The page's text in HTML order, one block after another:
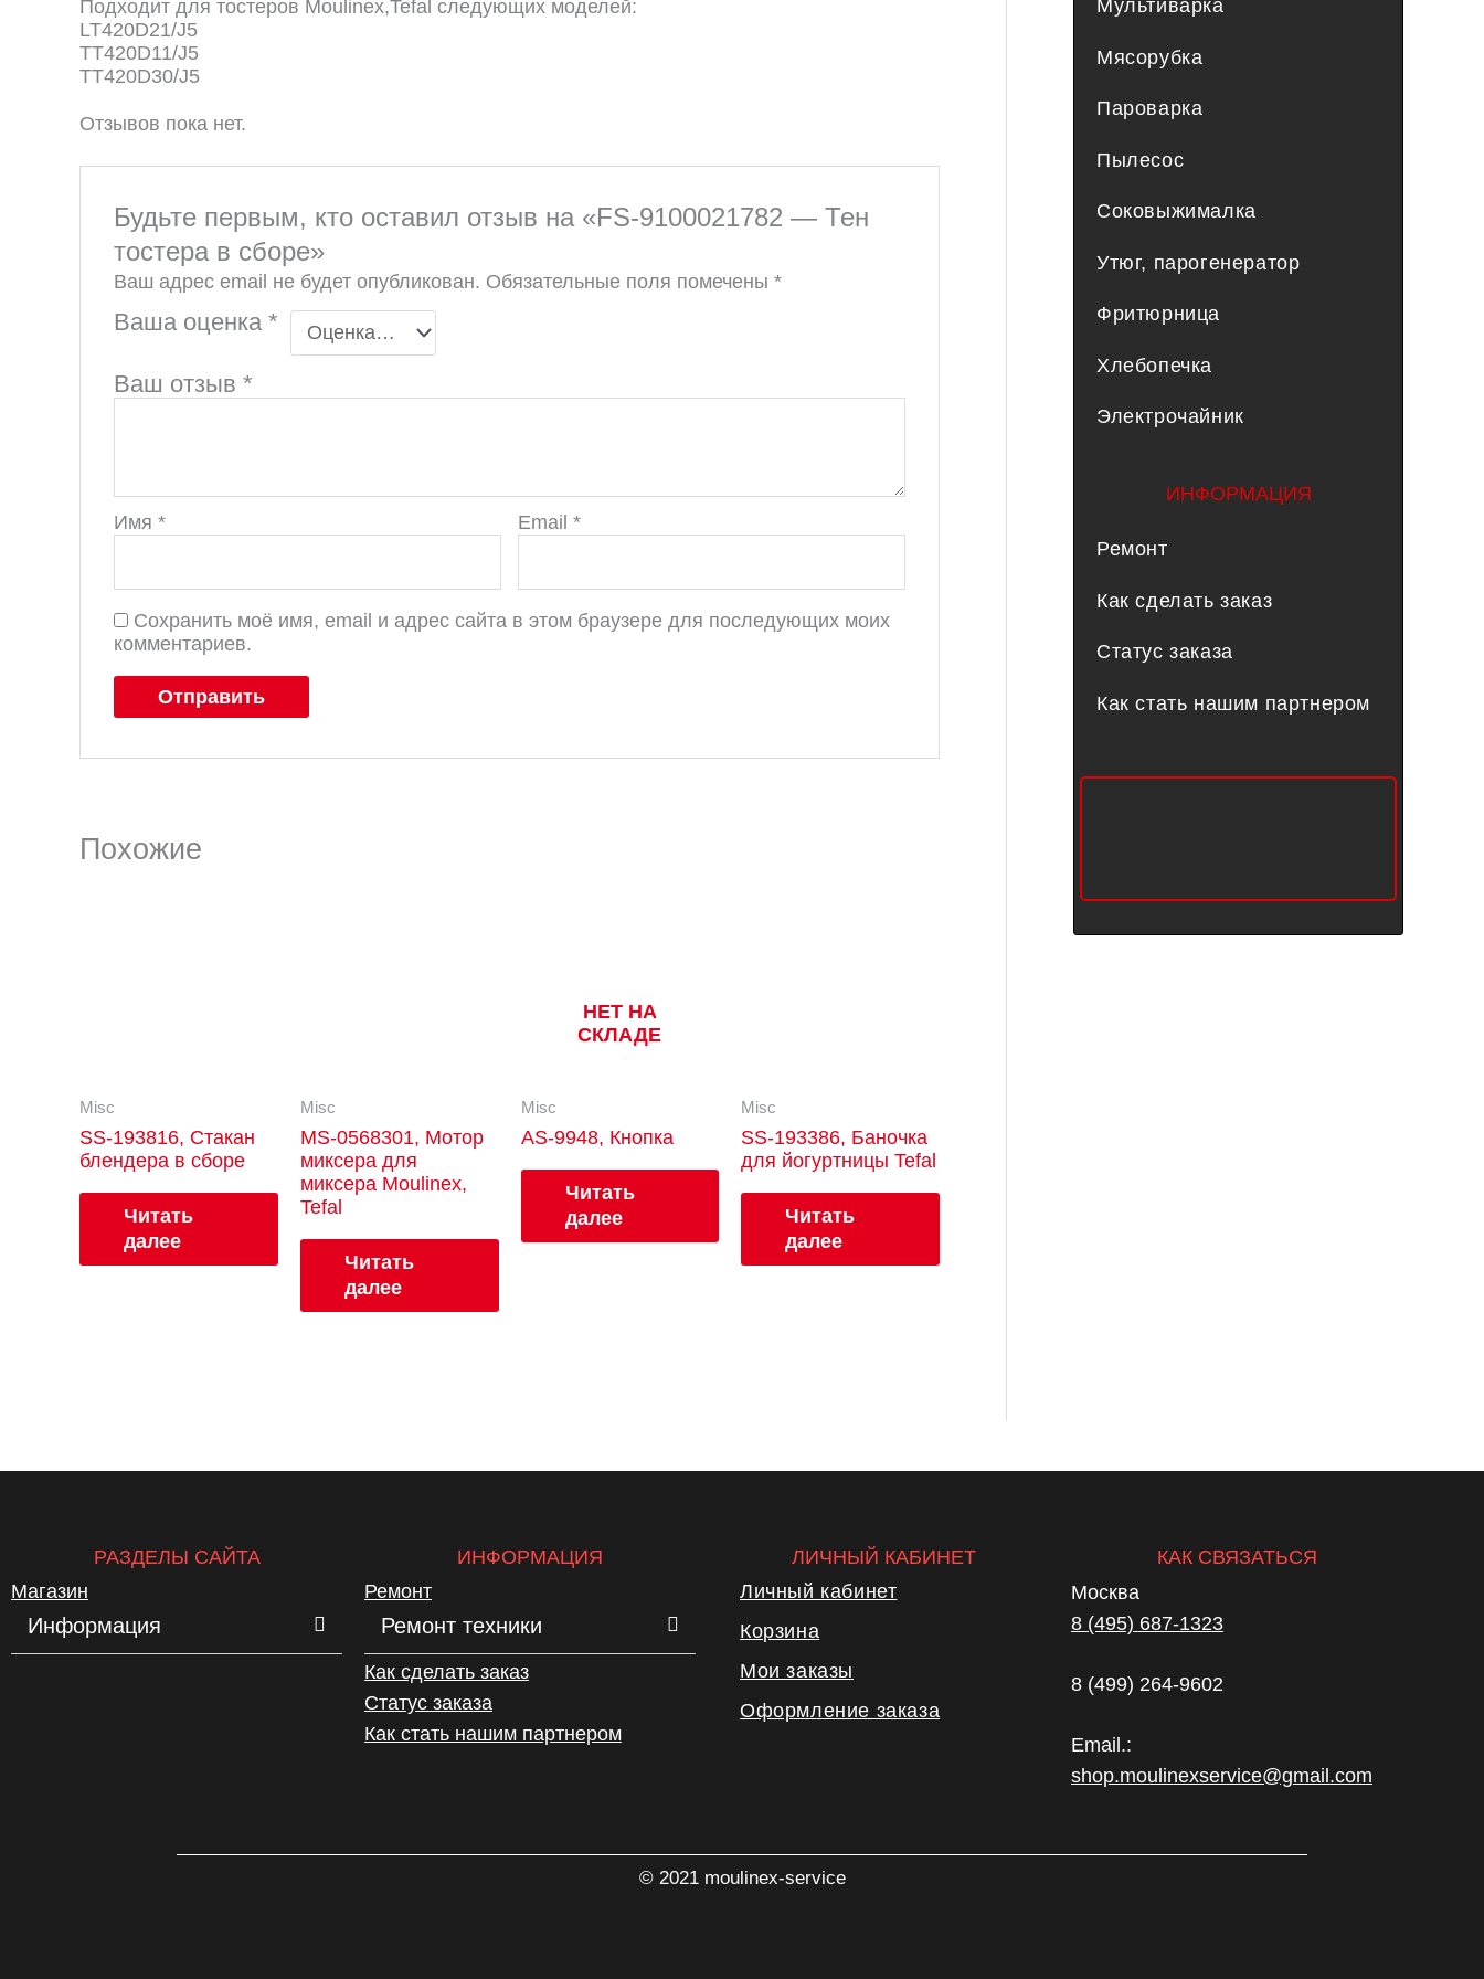
Подходит для тостеров Moulinex,Tefal следующих моделей:
LT420D21/J5
TT420D11/J5
TT420D30/J5
Отзывов пока нет.
Будьте первым, кто оставил отзыв на «FS-9100021782 — Тен
тостера в сборе»
Ваш адрес email не будет опубликован. Обязательные поля помечены*
Ваша оценка*
Ваш отзыв*
Имя* Email *
Сохранить моё имя, email и адрес сайта в этом браузере для последующих моих
комментариев.
Похожие
Misc
SS-193816, Стакан
блендера в сборе
Читать
далее
Misc
MS-0568301, Мотор
миксера для
миксера Moulinex,
Tefal
Читать
далее
НЕТ НА
СКЛАДЕ
Misc
AS-9948, Кнопка
Читать
далее
Misc
SS-193386, Баночка
для йогуртницы Tefal
Читать
далее
Мультиварка
Мясорубка
Пароварка
Пылесос
Соковыжималка
Утюг, парогенератор
Фритюрница
Хлебопечка
Электрочайник
ИНФОРМАЦИЯ
Ремонт
Как сделать заказ
Статус заказа
Как стать нашим партнером
РАЗДЕЛЫ САЙТА
Магазин
Информация
ИНФОРМАЦИЯ
Ремонт
Ремонт техники
Как сделать заказ
Статус заказа
Как стать нашим партнером
ЛИЧНЫЙ КАБИНЕТ
Личный кабинет
Корзина
Мои заказы
Оформление заказа
КАК СВЯЗАТЬСЯ
Москва
8 (495) 687-1323
8 (499) 264-9602
Email.:
shop.moulinexservice@gmail.com
© 2021 moulinex-service